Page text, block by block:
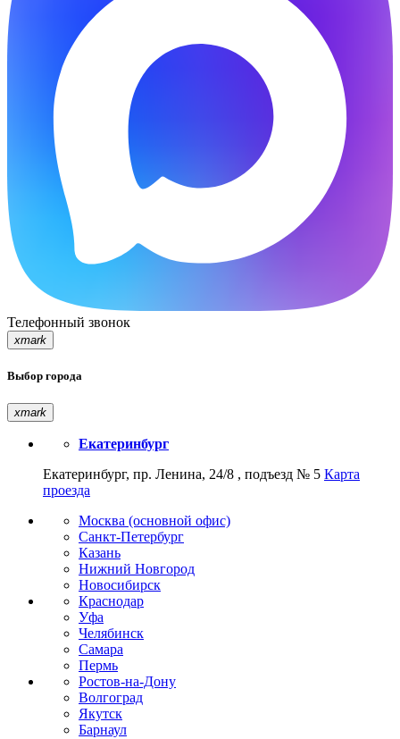
Телефонный звонок
xmark
Выбор города
xmark
Екатеринбург
Екатеринбург, пр. Ленина, 24/8 , подъезд № 5 Карта
проезда
Москва (основной офис)
Санкт-Петербург
Казань
Нижний Новгород
Новосибирск
Краснодар
Уфа
Челябинск
Самара
Пермь
Ростов-на-Дону
Волгоград
Якутск
Барнаул